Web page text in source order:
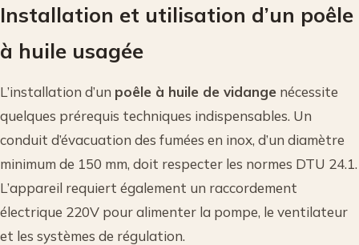
Installation et utilisation d’un poêle
à huile usagée
L’installation d’un poêle à huile de vidange nécessite
quelques prérequis techniques indispensables. Un
conduit d’évacuation des fumées en inox, d’un diamètre
minimum de 150 mm, doit respecter les normes DTU 24.1.
L’appareil requiert également un raccordement
électrique 220V pour alimenter la pompe, le ventilateur
et les systèmes de régulation.